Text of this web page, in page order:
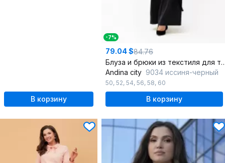
В корзину
-7%
79.04 $84.76
Блуза и брюки из
Andina city 9034 иссиня-черный
50, 52, 54, 56, 58, 60
В корзину